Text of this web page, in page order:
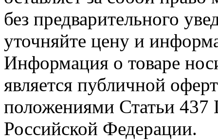
без предварительного
уточняйте цену и
Информация о товаре
является публичной
положениями Статьи 437
Российской Федерации.